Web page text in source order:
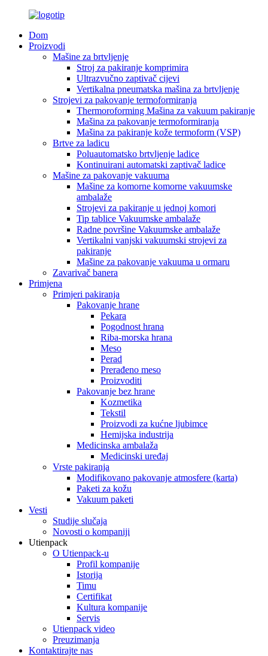
Dom
Proizvodi
Mašine za brtvljenje
Stroj za pakiranje komprimira
Ultrazvučno zaptivač cijevi
Vertikalna pneumatska mašina za brtvljenje
Strojevi za pakovanje termoformiranja
Thermoroforming Mašina za vakuum pakiranje
Mašina za pakovanje termoformiranja
Mašina za pakiranje kože termoform (VSP)
Brtve za ladicu
Poluautomatsko brtvljenje ladice
Kontinuirani automatski zaptivač ladice
Mašine za pakovanje vakuuma
Mašine za komorne komorne vakuumske
ambalaže
Strojevi za pakiranje u jednoj komori
Tip tablice Vakuumske ambalaže
Radne površine Vakuumske ambalaže
Vertikalni vanjski vakuumski strojevi za
pakiranje
Mašine za pakovanje vakuuma u ormaru
Zavarivač banera
Primjena
Primjeri pakiranja
Pakovanje hrane
Pekara
Pogodnost hrana
Riba-morska hrana
Meso
Perad
Prerađeno meso
Proizvoditi
Pakovanje bez hrane
Kozmetika
Tekstil
Proizvodi za kućne ljubimce
Hemijska industrija
Medicinska ambalaža
Medicinski uređaj
Vrste pakiranja
Modifikovano pakovanje atmosfere (karta)
Paketi za kožu
Vakuum paketi
Vesti
Studije slučaja
Novosti o kompaniji
Utienpack
O Utienpack-u
Profil kompanije
Istorija
Timu
Certifikat
Kultura kompanije
Servis
Utienpack video
Preuzimanja
Kontaktirajte nas